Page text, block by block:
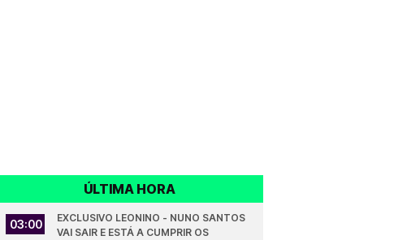
ÚLTIMA HORA
03:00
EXCLUSIVO LEONINO - NUNO SANTOS
VAI SAIR E ESTÁ A CUMPRIR OS